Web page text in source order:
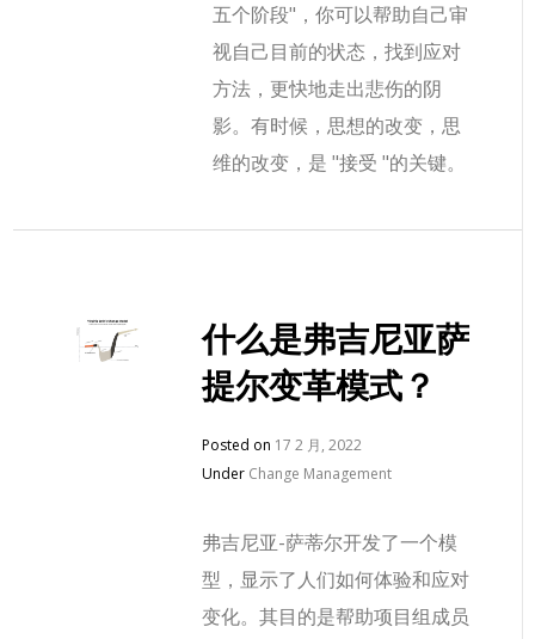
五个阶段"，你可以帮助自己审
视自己目前的状态，找到应对
方法，更快地走出悲伤的阴
影。有时候，思想的改变，思
维的改变，是 "接受 "的关键。
什么是弗吉尼亚萨
提尔变革模式？
Posted on 17 2 月, 2022
Under Change Management
弗吉尼亚-萨蒂尔开发了一个模
型，显示了人们如何体验和应对
变化。其目的是帮助项目组成员